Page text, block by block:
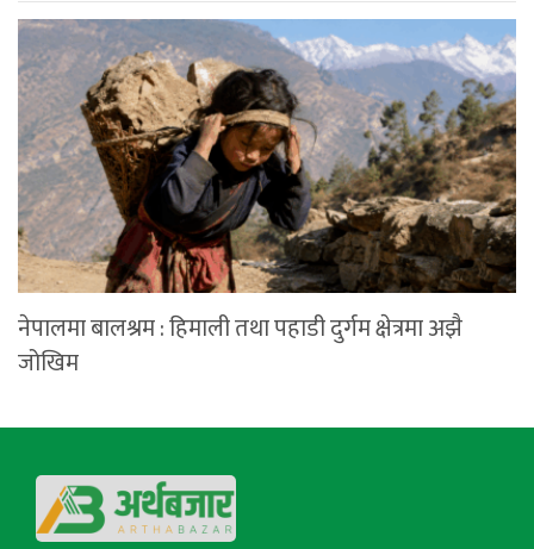
नेपालमा बालश्रम : हिमाली तथा पहाडी दुर्गम क्षेत्रमा अझै
जोखिम